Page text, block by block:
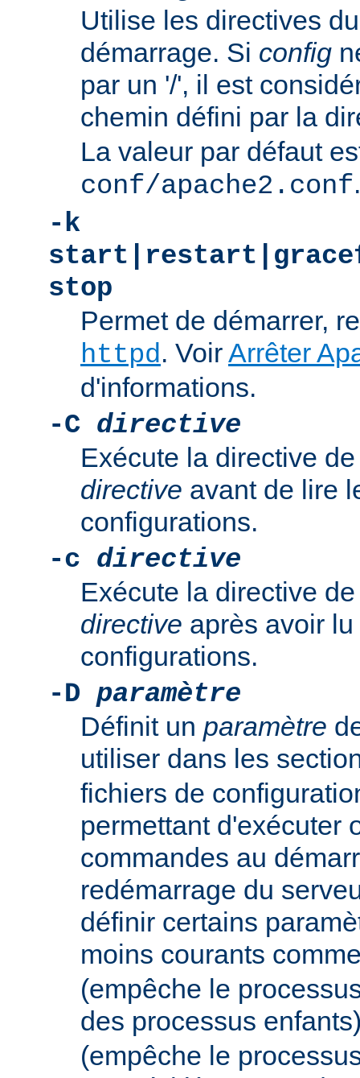
Utilise les directives
démarrage. Si config
par un '/', il est
chemin défini par la
La valeur par défaut
conf/apache2.conf.
-k
stop
Permet de démarrer,
httpd. VoirArrêter
d'informations.
-C directive
Exécute la directive
directive avant de lire
configurations.
-c directive
Exécute la directive
directive après avoir
configurations.
-D paramètre
Définit un paramètre
utiliser dans les
fichiers de
permettant d'exécuter
commandes au
redémarrage du
définir certains
moins courants
(empêche le
des processus
(empêche le